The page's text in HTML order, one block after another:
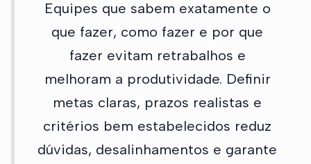
Equipes que sabem exatamente o
que fazer, como fazer e por que
fazer evitam retrabalhos e
melhoram a produtividade. Definir
metas claras, prazos realistas e
critérios bem estabelecidos reduz
dúvidas, desalinhamentos e garante